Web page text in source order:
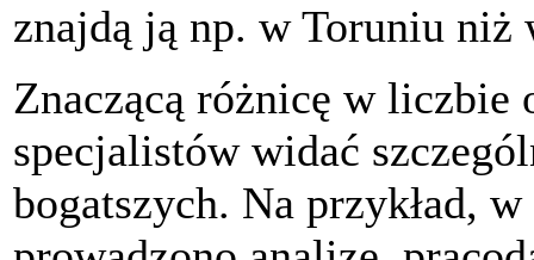
znajdą ją np. w Toruniu niż
Znaczącą różnicę w liczbie
specjalistów widać
bogatszych. Na przykład,